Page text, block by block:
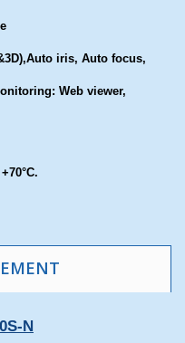
iris, Auto focus,
Web viewer,
N